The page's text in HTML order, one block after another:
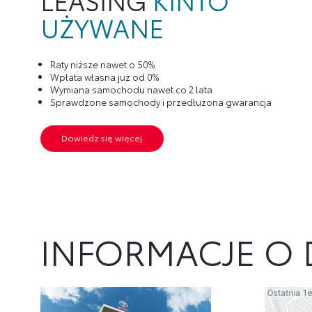
– Czujniki parkowania z tyłu
Pakiet siedzeń ACTIVE 3
Sprzedaż pojazdu na podstawie fv23%
Proponujemy finansowanie: leasing Kinto, kredyt w Toyota Bank
Szanowny Kliencie przed przyjazdem upewnij się telefonicznie, że auto
UŻYWANE
Raty niższe nawet o 50%
Wpłata własna już od 0%
Wymiana samochodu nawet co 2 lata
Sprawdzone samochody i przedłużona gwarancja
Dowiedz się więcej
INFORMACJE O